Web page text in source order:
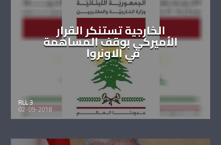
الخارجية تستنكر القرار
الأميركي بوقف المساهمة
في الاونروا
RLL 3
02-09-2018